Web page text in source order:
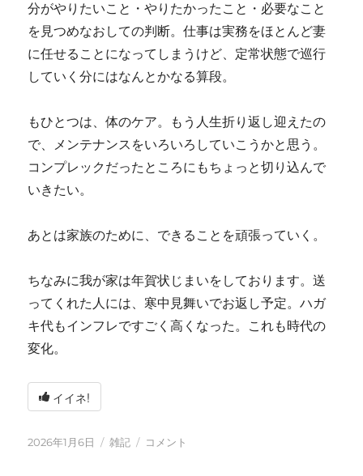
分がやりたいこと・やりたかったこと・必要なこと
を見つめなおしての判断。仕事は実務をほとんど妻
に任せることになってしまうけど、定常状態で巡行
していく分にはなんとかなる算段。
もひとつは、体のケア。もう人生折り返し迎えたの
で、メンテナンスをいろいろしていこうかと思う。
コンプレックだったところにもちょっと切り込んで
いきたい。
あとは家族のために、できることを頑張っていく。
ちなみに我が家は年賀状じまいをしております。送
ってくれた人には、寒中見舞いでお返し予定。ハガ
キ代もインフレですごく高くなった。これも時代の
変化。
イイネ!
投
2026年1月6日
カ
雑記
2026
コメント